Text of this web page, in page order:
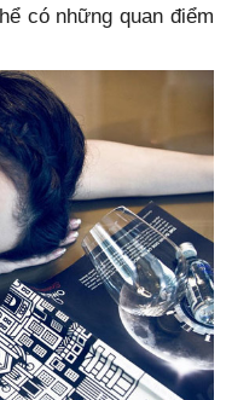
có những quan điểm